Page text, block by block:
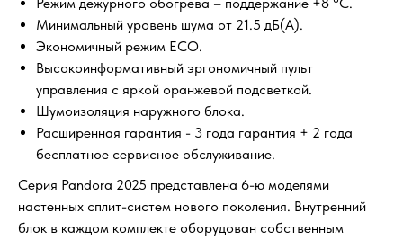
Минимальный уровень шума от 21.5 дБ(А).
Экономичный режим ECO.
Высокоинформативный эргономичный пульт
управления с яркой оранжевой подсветкой.
Шумоизоляция наружного блока.
Расширенная гарантия - 3 года гарантия + 2 года
бесплатное сервисное обслуживание.
Серия Pandora 2025 представлена 6-ю моделями
настенных сплит-систем нового поколения. Внутренний
блок в каждом комплекте оборудован собственным